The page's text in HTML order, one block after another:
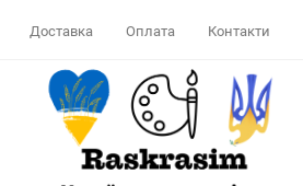
Доставка Оплата Контакти